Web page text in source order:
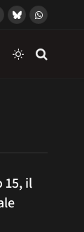
BlueskyWhatsApp
15, il